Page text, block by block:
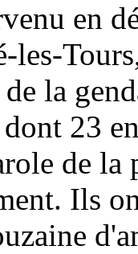
en
les-
la
23
de la
Ils